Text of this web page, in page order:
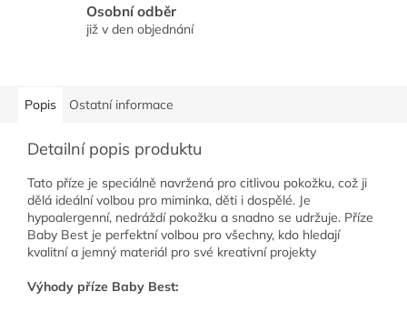
Osobní odběr
již v den objednání
Popis Ostatní informace
Detailní popis produktu
Tato příze je speciálně navržená pro citlivou pokožku, což ji
dělá ideální volbou pro miminka, děti i dospělé. Je
hypoalergenní, nedráždí pokožku a snadno se udržuje. Příze
Baby Best je perfektní volbou pro všechny, kdo hledají
kvalitní a jemný materiál pro své kreativní projekty
Výhody příze Baby Best: